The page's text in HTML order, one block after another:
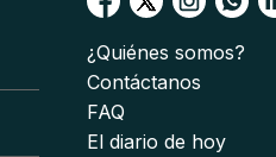
¿Quiénes somos?
Contáctanos
FAQ
El diario de hoy